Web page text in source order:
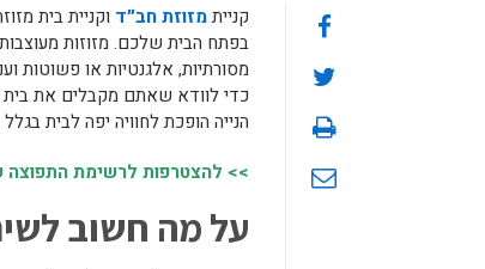
קנייתמזוזת חב״ד וקניית בית
בפתח הבית שלכם. מזוזות מעוצבות
מסורתיות, אלגנטיות או פשוטות
כדי לוודא שאתם מקבלים את בית
הנייה הופכת לחוויה יפה לבית
>> להצטרפות לרשימת התפוצה
על מה חשוב